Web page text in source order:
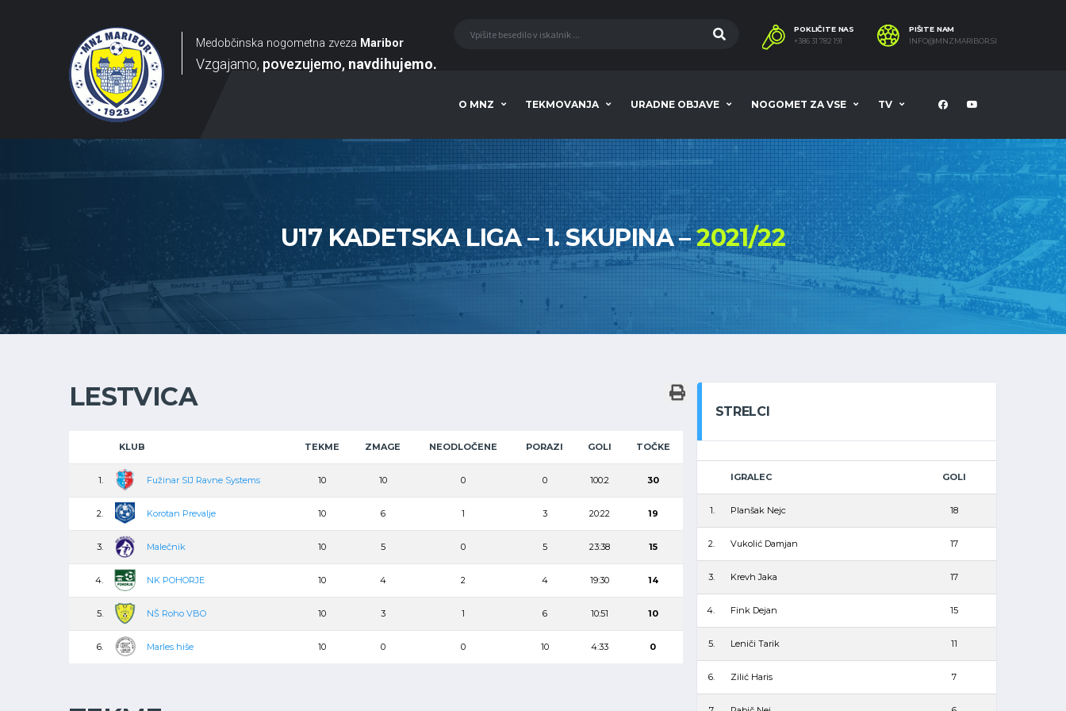
POKLIČITE NAS
+386 31 782 191
PIŠITE NAM
INFO@MNZMARIBOR.SI
Medobčinska nogometna zveza Maribor
Vzgajamo povezujemo navdihujemo
O MNZ TEKMOVANJA URADNE OBJAVE NOGOMET ZA VSE TV
U17 KADETSKA LIGA – 1. SKUPINA –2021/22
LESTVICA
KLUB TEKME ZMAGE NEODLOČENE PORAZI GOLI TOČKE
1. Fužinar SIJ Ravne Systems 10 10 0 0 100:2 30
2. Korotan Prevalje 10 6 1 3 20:22 19
3. Malečnik 10 5 0 5 23:38 15
4. NK POHORJE 10 4 2 4 19:30 14
5. NŠ Roho VBO 10 3 1 6 10:51 10
6. Marles hiše 10 0 0 10 4:33 0
STRELCI
IGRALEC GOLI
1. Planšak Nejc 18
2. Vukolić Damjan 17
3. Krevh Jaka 17
4. Fink Dejan 15
5. Leniči Tarik 11
6. Zilić Haris 7